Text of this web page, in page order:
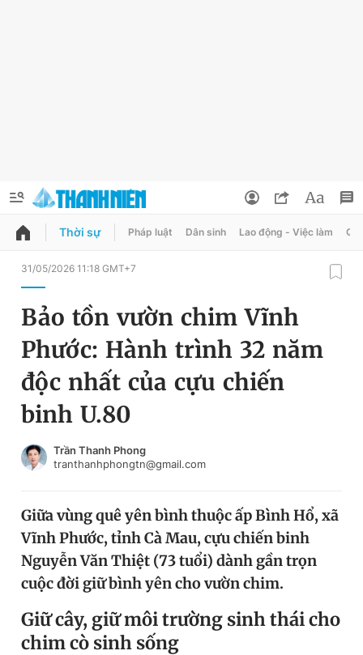
QUẢNG CÁO
Chuyên mục
Chuyên mục khác
Chào ngày mới
Tin thị trường Tin 360
Video Magazine
Sản phẩm khác
Tiện ích Bạn cần biết
Đổi mật khẩu
Tin đã lưu
Đăng xuất
Thời sự Pháp luật Dân sinh Lao động - Việc làm
31/05/2026 11:18 GMT+7
Bảo tồn vườn chim Vĩnh
Phước: Hành trình 32 năm
độc nhất của cựu chiến
binh U.80
Trần Thanh Phong
tranthanhphongtn@gmail.com
Giữa vùng quê yên bình thuộc ấp Bình Hổ, xã
Vĩnh Phước, tỉnh Cà Mau, cựu chiến binh
Nguyễn Văn Thiệt (73 tuổi) dành gần trọn
cuộc đời giữ bình yên cho vườn chim.
Giữ cây, giữ môi trường sinh thái cho
chim cò sinh sống